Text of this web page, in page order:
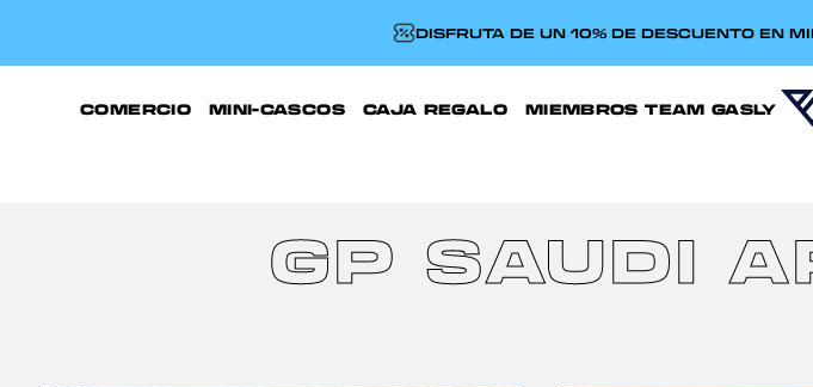
DISFRUTA DE UN 10% DE DESCUENTO EN
COMERCIO MINI-CASCOS CAJA REGALO MIEMBROS TEAM GASLY
GP SAUDI